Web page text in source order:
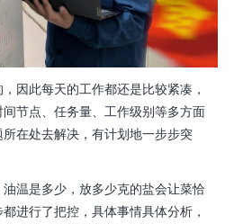
因此每天的工作都还是比较紧凑，
节点、任务量、工作级别等多方面
在处去解决，有计划地一步步突
温是多少，放多少克的盐会让菜恰
进行了把控，具体事情具体分析，